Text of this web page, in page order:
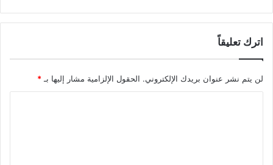
اترك تعليقاً
لن يتم نشر عنوان بريدك الإلكتروني. الحقول الإلزامية مشار إليها بـ *